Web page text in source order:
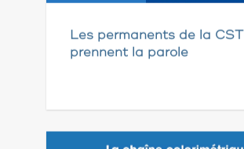
Les permanents de la CST
prennent la parole